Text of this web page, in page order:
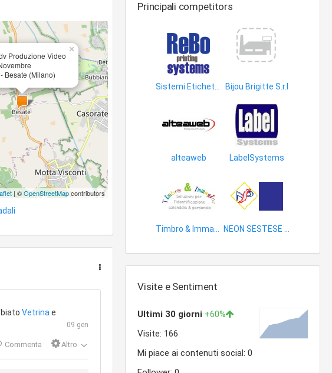
Produzione Video
Besate (Milano)
×
| ©OpenStreetMapcontributors
Vetrina e
09 gen
Commenta Altro
Principali competitors
Bijou Brigitte S.r.l
alteaweb
LabelSystems
Visite e Sentiment